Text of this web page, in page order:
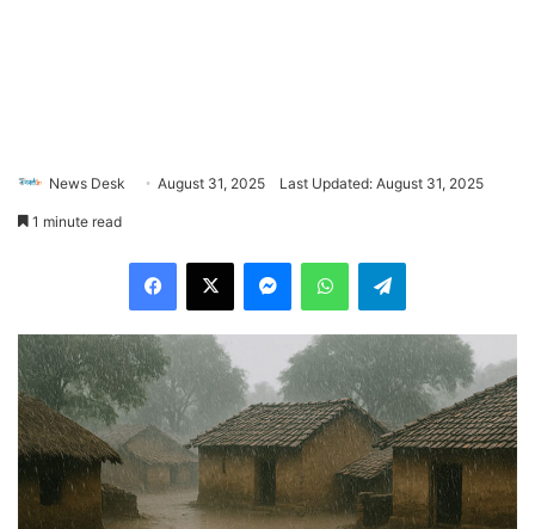
News Desk August 31, 2025 Last Updated: August 31, 2025
1 minute read